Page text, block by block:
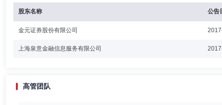
股东名称 公告
金元证券股份有限公司
上海泉意金融信息服务有限公司
高管团队